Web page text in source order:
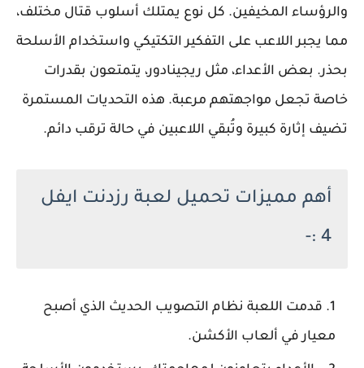
والرؤساء المخيفين. كل نوع يمتلك أسلوب قتال مختلف،
مما يجبر اللاعب على التفكير التكتيكي واستخدام الأسلحة
بحذر. بعض الأعداء، مثل ريجينادور، يتمتعون بقدرات
خاصة تجعل مواجهتهم مرعبة. هذه التحديات المستمرة
تضيف إثارة كبيرة وتُبقي اللاعبين في حالة ترقب دائم.
أهم مميزات تحميل لعبة رزدنت ايفل
4 :-
قدمت اللعبة نظام التصويب الحديث الذي أصبح
معيار في ألعاب الأكشن.